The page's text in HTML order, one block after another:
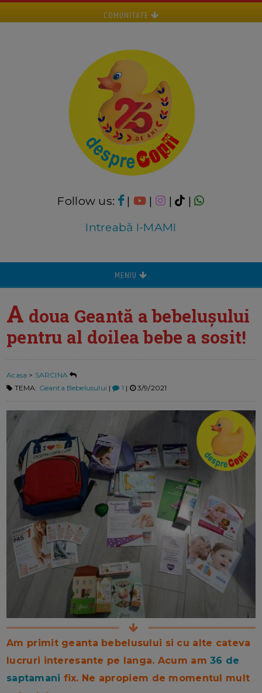
COMUNITATE
Follow us: | | |
|
Intreabă I-MAMI
MENIU
A doua Geantă a bebelușului
pentru al doilea bebe a sosit!
Acasa > SARCINA
TEMA: Geanta Bebelusului | 1 | 3/9/2021
Am primit geanta bebelusului si cu alte cateva
lucruri interesante pe langa. Acum am36 de
saptamani fix. Ne apropiem de momentul mult